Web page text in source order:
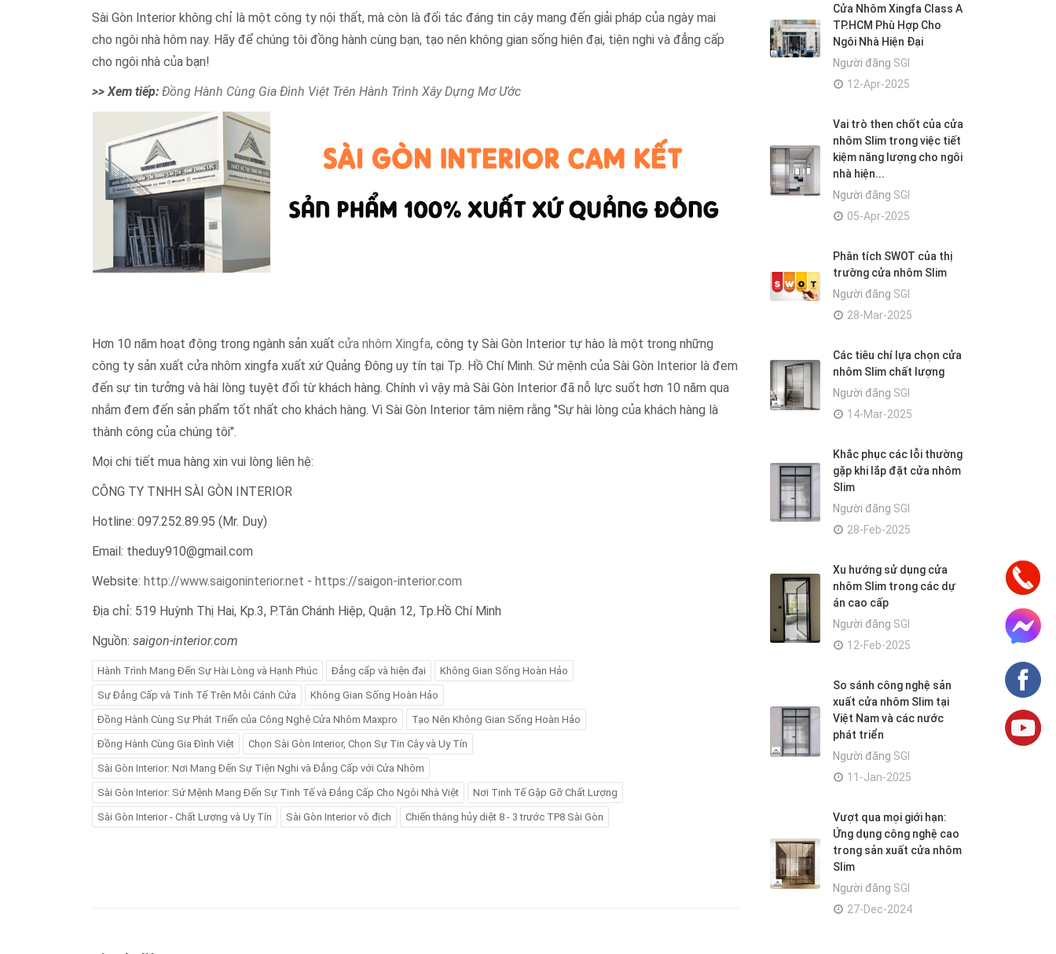
Sài Gòn Interior không chỉ là một công ty nội thất, mà còn là đối tác đáng tin cậy mang đến giải pháp của ngày mai
cho ngôi nhà hôm nay. Hãy để chúng tôi đồng hành cùng bạn, tạo nên không gian sống hiện đại, tiện nghi và đẳng cấp
cho ngôi nhà của bạn!
>> Xem tiếp: Đồng Hành Cùng Gia Đình Việt Trên Hành Trình Xây Dựng Mơ Ước
Hơn 10 năm hoạt động trong ngành sản xuất cửa nhôm Xingfa, công ty Sài Gòn Interior tự hào là một trong những
công ty sản xuất cửa nhôm xingfa xuất xứ Quảng Đông uy tín tại Tp. Hồ Chí Minh. Sứ mệnh của Sài Gòn Interior là đem
đến sự tin tưởng và hài lòng tuyệt đối từ khách hàng. Chính vì vậy mà Sài Gòn Interior đã nỗ lực suốt hơn 10 năm qua
nhắm đem đến sản phẩm tốt nhất cho khách hàng. Vì Sài Gòn Interior tâm niệm rằng "Sự hài lòng của khách hàng là
thành công của chúng tôi".
Mọi chi tiết mua hàng xin vui lòng liên hệ:
CÔNG TY TNHH SÀI GÒN INTERIOR
Hotline: 097.252.89.95 (Mr. Duy)
Email: theduy910@gmail.com
Website: http://www.saigoninterior.net - https://saigon-interior.com
Địa chỉ: 519 Huỳnh Thị Hai, Kp.3, P.Tân Chánh Hiệp, Quận 12, Tp.Hồ Chí Minh
Nguồn: saigon-interior.com
Hành Trình Mang Đến Sự Hài Lòng và Hạnh Phúc Đẳng cấp và hiện đại Không Gian Sống Hoàn Hảo
Sự Đẳng Cấp và Tinh Tế Trên Mỗi Cánh Cửa Không Gian Sống Hoàn Hảo
Đồng Hành Cùng Sự Phát Triển của Công Nghệ Cửa Nhôm Maxpro Tạo Nên Không Gian Sống Hoàn Hảo
Đồng Hành Cùng Gia Đình Việt Chọn Sài Gòn Interior, Chọn Sự Tin Cậy và Uy Tín
Sài Gòn Interior: Nơi Mang Đến Sự Tiện Nghi và Đẳng Cấp với Cửa Nhôm
Sài Gòn Interior: Sứ Mệnh Mang Đến Sự Tinh Tế và Đẳng Cấp Cho Ngôi Nhà Việt Nơi Tinh Tế Gặp Gỡ Chất Lượng
Sài Gòn Interior - Chất Lượng và Uy Tín Sài Gòn Interior vô địch Chiến thắng hủy diệt 8 - 3 trước TP8 Sài Gòn
Cửa Nhôm Xingfa Class A
TP.HCM Phù Hợp Cho
Ngôi Nhà Hiện Đại
Người đăng SGI
12-Apr-2025
Vai trò then chốt của cửa
nhôm Slim trong việc tiết
kiệm năng lượng cho ngôi
nhà hiện...
Người đăng SGI
05-Apr-2025
Phân tích SWOT của thị
trường cửa nhôm Slim
Người đăng SGI
28-Mar-2025
Các tiêu chí lựa chọn cửa
nhôm Slim chất lượng
Người đăng SGI
14-Mar-2025
Khắc phục các lỗi thường
gặp khi lắp đặt cửa nhôm
Slim
Người đăng SGI
28-Feb-2025
Xu hướng sử dụng cửa
nhôm Slim trong các dự
án cao cấp
Người đăng SGI
12-Feb-2025
So sánh công nghệ sản
xuất cửa nhôm Slim tại
Việt Nam và các nước
phát triển
Người đăng SGI
11-Jan-2025
Vượt qua mọi giới hạn:
Ứng dụng công nghệ cao
trong sản xuất cửa nhôm
Slim
Người đăng SGI
27-Dec-2024